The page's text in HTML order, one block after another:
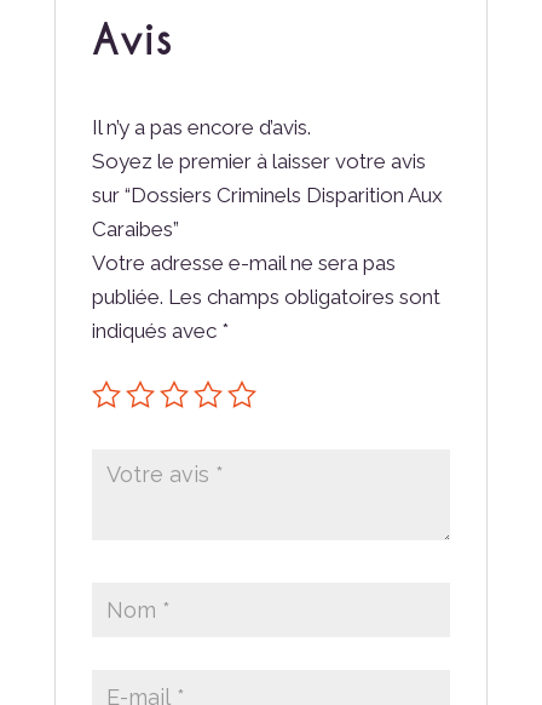
Avis
Il n’y a pas encore d’avis.
Soyez le premier à laisser votre avis
sur “Dossiers Criminels Disparition Aux
Caraibes”
Votre adresse e-mail ne sera pas
publiée. Les champs obligatoires sont
indiqués avec *